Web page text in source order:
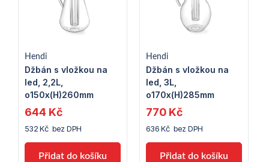
Džbán s vložkou na
led, 2,2L,
o150x(H)260mm
Hendi
532 Kč bez DPH
644 Kč
Džbán s vložkou na
led, 3L,
o170x(H)285mm
Hendi
636 Kč bez DPH
770 Kč